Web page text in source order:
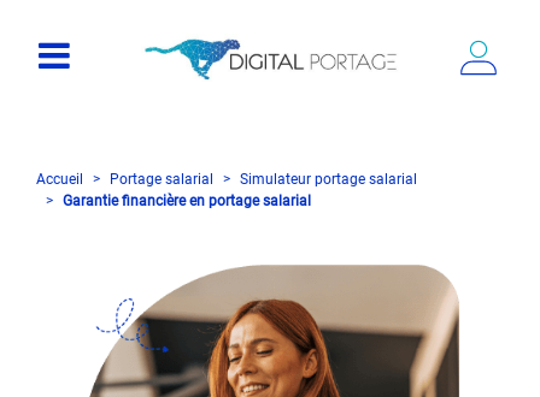
Accueil Portage salarial
Simulateur portage salarial
Garantie financière en portage salarial